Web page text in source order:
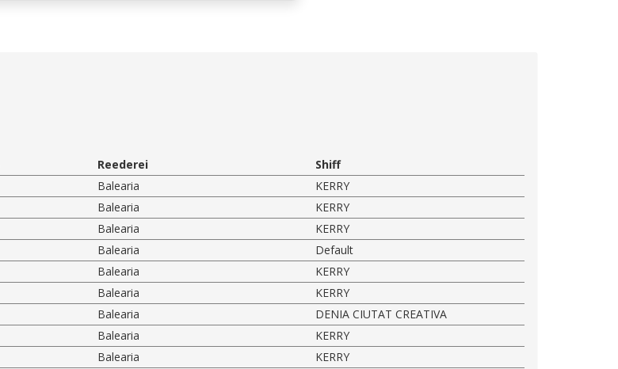
Reederei
Shiff
Balearia
KERRY
Balearia
KERRY
Balearia
KERRY
Balearia
Default
Balearia
KERRY
Balearia
KERRY
Balearia
DENIA CIUTAT CREATIVA
Balearia
KERRY
Balearia
KERRY